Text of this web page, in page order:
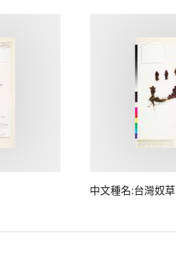
中文種名:台灣奴草